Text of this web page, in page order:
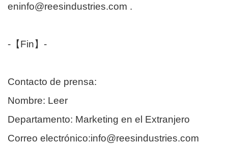
eninfo@reesindustries.com .
-【Fin】-
Contacto de prensa:
Nombre: Leer
Departamento: Marketing en el Extranjero
Correo electrónico:info@reesindustries.com